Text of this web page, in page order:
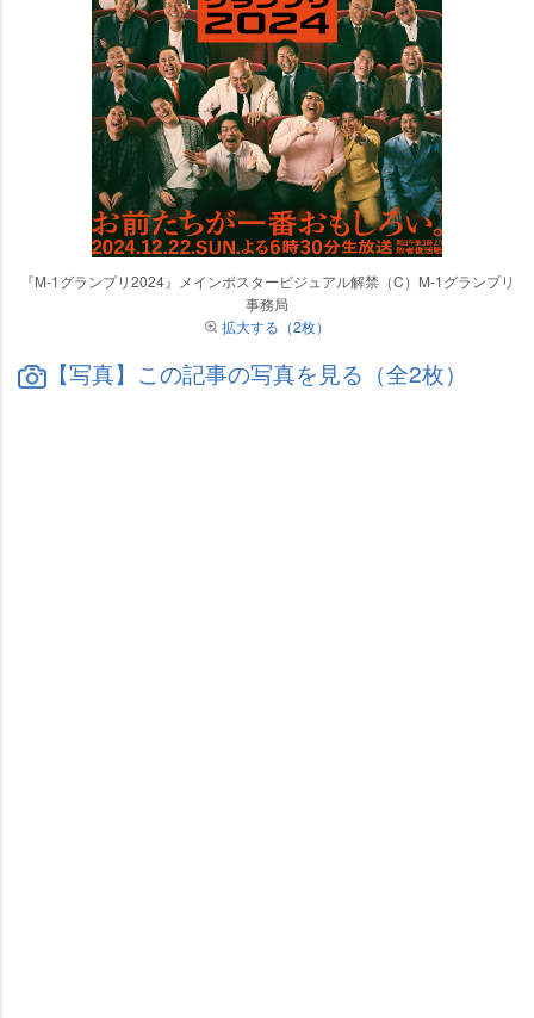
『M-1グランプリ2024』メインポスタービジュアル解禁（C）M-1グランプリ
事務局
拡大する（2枚）
【写真】この記事の写真を見る（全2枚）